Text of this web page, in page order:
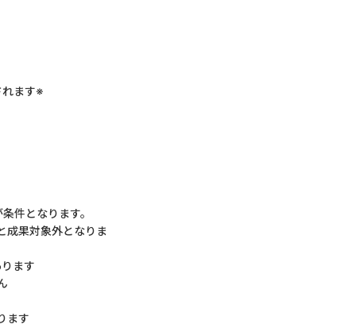
れます※
件となります。
成果対象外となりま
ます
ます